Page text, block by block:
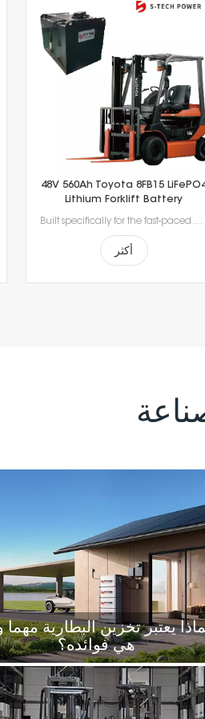
48V 560Ah Toyota 8FB15
Lithium Forklift Battery
Built specifically for the fast-paced nature of modern material handling, our lithium-ion batteries offer the agility your operation demands. Rapid 1- to 2-hour charging supports opportunity charging during breaks, significantly reducing downtime and keeping your fleet moving. Featuring a sophisticated Battery Management System (BMS), our technology delivers continuous safety monitoring, superior performance, and durable power—giving you a smarter, safer energy solution for your facility.
أكثر
يعتبر تخزين البطارية مهما
هي فوائده؟
مجال الطاقة الجديدة والمتجددة، وكذلك
عن أساليب متقدمة لتحسين كفاءة
+